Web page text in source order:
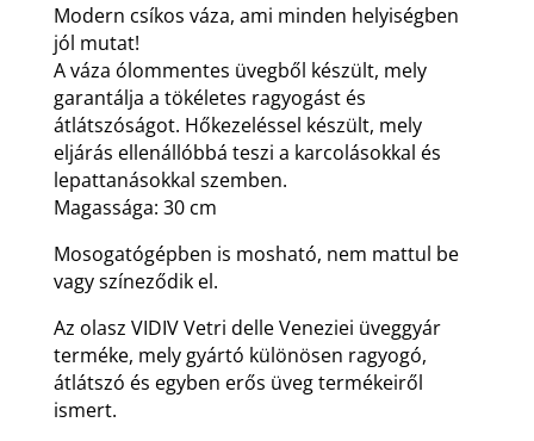
Modern csíkos váza, ami minden helyiségben
jól mutat!
A váza ólommentes üvegből készült, mely
garantálja a tökéletes ragyogást és
átlátszóságot. Hőkezeléssel készült, mely
eljárás ellenállóbbá teszi a karcolásokkal és
lepattanásokkal szemben.
Magassága: 30 cm
Mosogatógépben is mosható, nem mattul be
vagy színeződik el.
Az olasz VIDIV Vetri delle Veneziei üveggyár
terméke, mely gyártó különösen ragyogó,
átlátszó és egyben erős üveg termékeiről
ismert.